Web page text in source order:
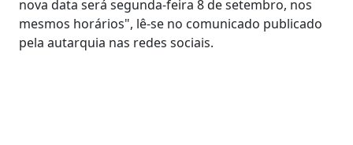
nova data será segunda-feira 8 de setembro, nos
mesmos horários", lê-se no comunicado publicado
pela autarquia nas redes sociais.